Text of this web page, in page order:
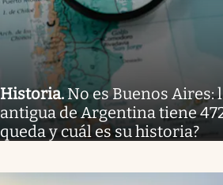
Historia. No es Buenos Aires:
antigua de Argentina tiene
queda y cuál es su historia?